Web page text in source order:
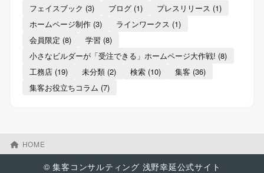
フェイスブック (3) ブログ(1) プレスリリース (1)
ホームページ制作(3) ラインワークス (1)
会員限定 (8) 学習 (8)
小さなビルダーが「受注できる」ホームページ大作戦! (8)
工務店(19) 未分類(2) 検索(10) 集客 (36)
集客お役立ちコラム (7)
HOME
© 集客コンサルティング 浅野幸延公式サイト